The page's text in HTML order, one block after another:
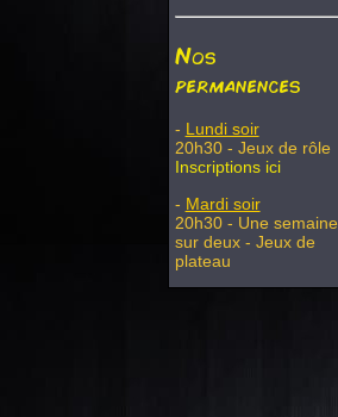
Nos
permanences
- Lundi soir
20h30 - Jeux de rôle
Inscriptions ici
- Mardi soir
20h30 - Une semaine
sur deux - Jeux de
plateau